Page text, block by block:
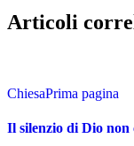
Articoli
ChiesaPrima pagina
Il silenzio di Dio non